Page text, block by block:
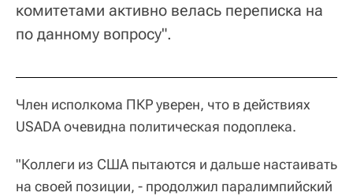
комитетами активно велась переписка на
по данному вопросу".
Член исполкома ПКР уверен, что в действиях
USADA очевидна политическая подоплека.
"Коллеги из США пытаются и дальше настаивать
на своей позиции, - продолжил паралимпийский